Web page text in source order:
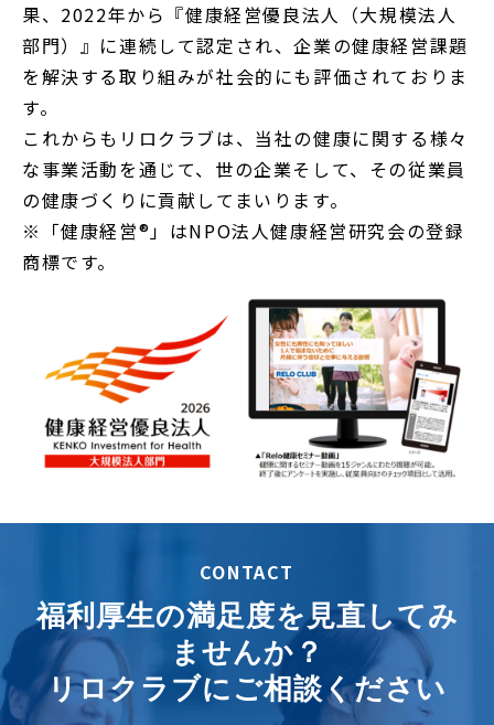
果、2022年から『健康経営優良法人（大規模法人
部門）』に連続して認定され、企業の健康経営課題
を解決する取り組みが社会的にも評価されておりま
す。
これからもリロクラブは、当社の健康に関する様々
な事業活動を通じて、世の企業そして、その従業員
の健康づくりに貢献してまいります。
※「健康経営®」はNPO法人健康経営研究会の登録
商標です。
CONTACT
福利厚生の満足度を見直してみ
ませんか？
リロクラブにご相談ください